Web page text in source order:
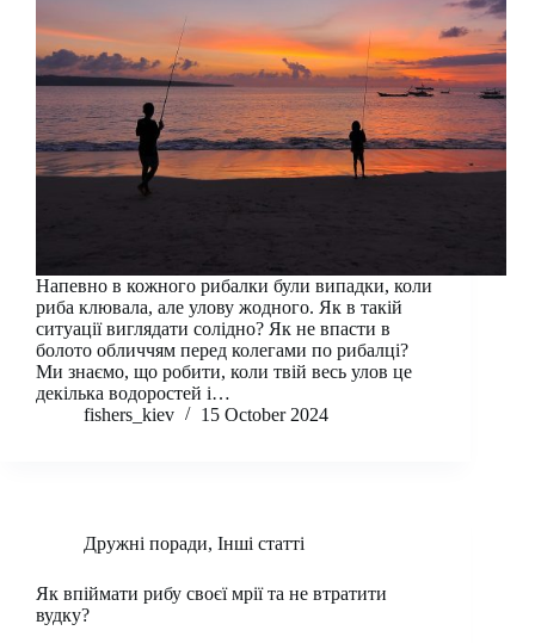
Напевно в кожного рибалки були випадки, коли
риба клювала, але улову жодного. Як в такій
ситуації виглядати солідно? Як не впасти в
болото обличчям перед колегами по рибалці?
Ми знаємо, що робити, коли твій весь улов це
декілька водоростей і…
fishers_kiev
15 October 2024
Дружні поради, Інші статті
Як впіймати рибу своєї мрії та не втратити
вудку?